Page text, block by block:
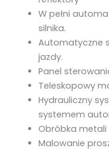
W pełni
silnika.
Automatyczne
jazdy.
Panel
Teleskopowy
Hydrauliczny
systemem
Obróbka
Malowanie